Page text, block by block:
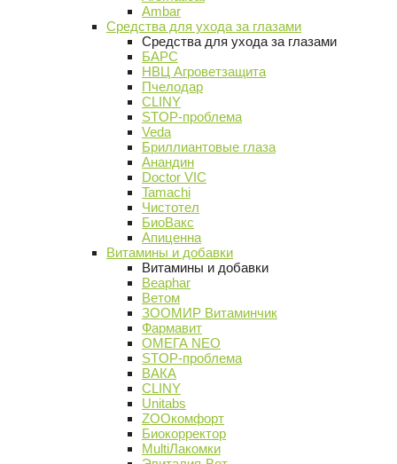
Ambar
Средства для ухода за глазами
Средства для ухода за глазами
БАРС
НВЦ Агроветзащита
Пчелодар
CLINY
STOP-проблема
Veda
Бриллиантовые глаза
Анандин
Doctor VIC
Tamachi
Чистотел
БиоВакс
Апиценна
Витамины и добавки
Витамины и добавки
Beaphar
Ветом
ЗООМИР Витаминчик
Фармавит
ОМЕГА NEO
STOP-проблема
ВАКА
CLINY
Unitabs
ZOOкомфорт
Биокорректор
MultiЛакомки